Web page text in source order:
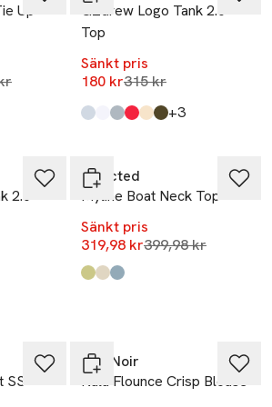
Up
30 dagar
GZdrew Logo Tank 2.0
Top
Sänkt pris
180 krLägsta pris 30 dagar
315 kr
Produkten finns i färgerna:
Blue Finch,
Bright White,
Grey Blue,
Tomato,
Gz Butter Yellow
Military Olive,+3till
2.0
dagar
Selected
Myline Boat Neck Top
Sänkt pris
319,98 krLägsta pris 30
399,98 kr
Produkten finns i färgerna:
Lint,
Egret,
Dusty Blue
SS
Neo Noir
Nula Flounce Crisp Blouse